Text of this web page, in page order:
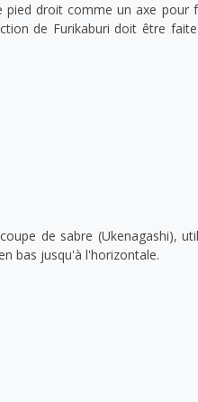
droit comme un axe pour
de Furikaburi doit être
de sabre (Ukenagashi),
bas jusqu'à l'horizontale.